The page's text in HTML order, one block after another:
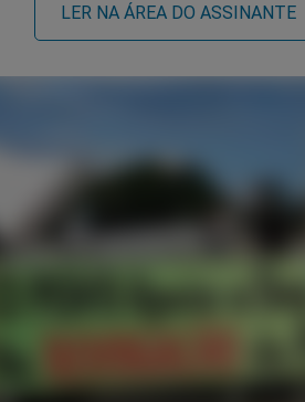
LER NA ÁREA DO ASSINANTE